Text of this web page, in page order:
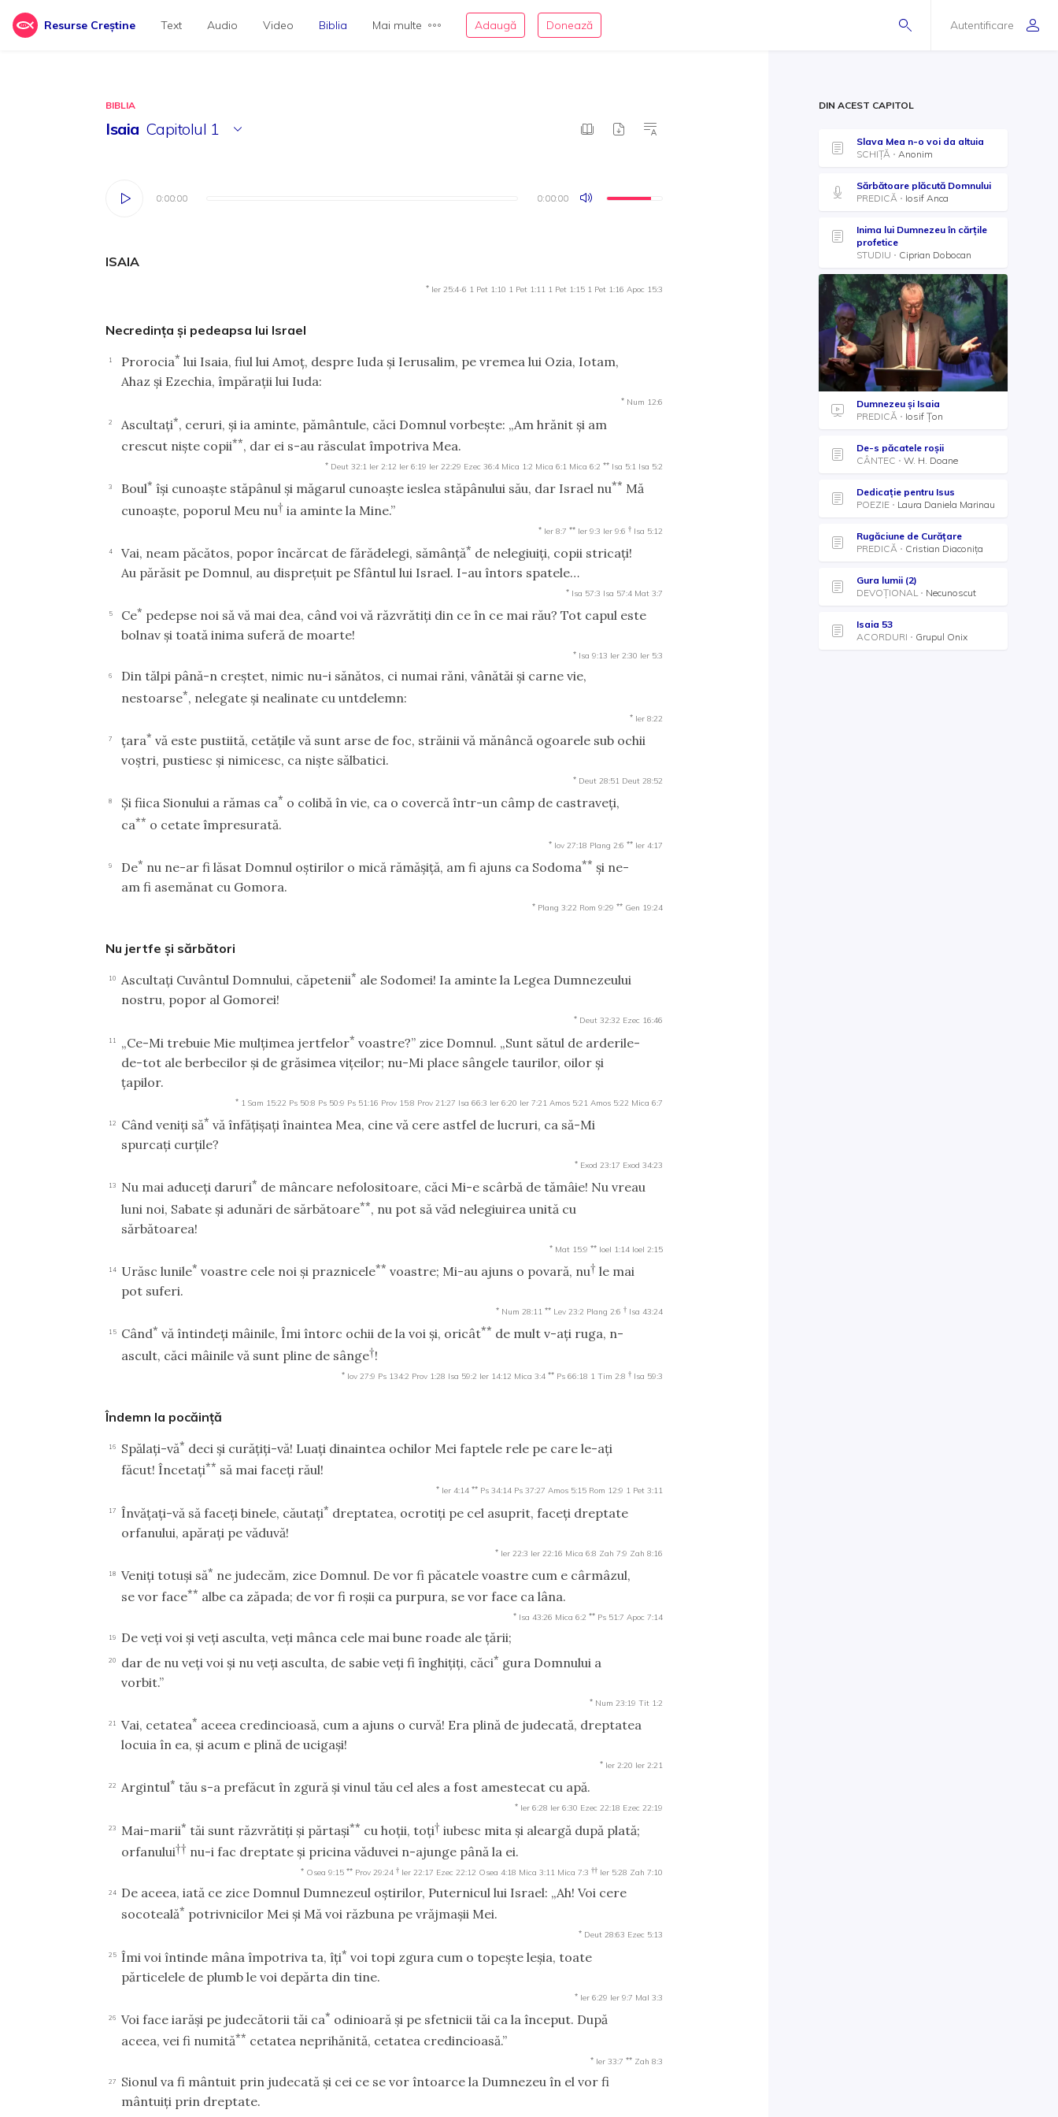
Resurse Creștine Autentificare
Text Audio Video Biblia Mai multe Adaugă Donează
BIBLIA
Isaia Capitolul 1
0:00:00 0:00:00
0:00:00 0:00:00
ISAIA
* Ier 25:4-6 1 Pet 1:10 1 Pet 1:11 1 Pet 1:15 1 Pet 1:16 Apoc 15:3
Necredinţa şi pedeapsa lui Israel
1 Prorocia* lui Isaia, fiul lui Amoţ, despre Iuda şi Ierusalim, pe vremea lui Ozia, Iotam,
Ahaz şi Ezechia, împăraţii lui Iuda:
* Num 12:6
2 Ascultaţi*, ceruri, şi ia aminte, pământule, căci Domnul vorbeşte: „Am hrănit şi am
crescut nişte copii**, dar ei s-au răsculat împotriva Mea.
* Deut 32:1 Ier 2:12 Ier 6:19 Ier 22:29 Ezec 36:4 Mica 1:2 Mica 6:1 Mica 6:2 ** Isa 5:1 Isa 5:2
3 Boul* îşi cunoaşte stăpânul şi măgarul cunoaşte ieslea stăpânului său, dar Israel nu** Mă
cunoaşte, poporul Meu nu† ia aminte la Mine.”
* Ier 8:7 ** Ier 9:3 Ier 9:6 † Isa 5:12
4 Vai, neam păcătos, popor încărcat de fărădelegi, sămânţă* de nelegiuiţi, copii stricaţi!
Au părăsit pe Domnul, au dispreţuit pe Sfântul lui Israel. I-au întors spatele…
* Isa 57:3 Isa 57:4 Mat 3:7
5 Ce* pedepse noi să vă mai dea, când voi vă răzvrătiţi din ce în ce mai rău? Tot capul este
bolnav şi toată inima suferă de moarte!
* Isa 9:13 Ier 2:30 Ier 5:3
6
Din tălpi până-n creştet, nimic nu-i sănătos, ci numai răni, vânătăi şi carne vie,
nestoarse*, nelegate şi nealinate cu untdelemn:
* Ier 8:22
7 ţara* vă este pustiită, cetăţile vă sunt arse de foc, străinii vă mănâncă ogoarele sub ochii
voştri, pustiesc şi nimicesc, ca nişte sălbatici.
* Deut 28:51 Deut 28:52
8 Şi fiica Sionului a rămas ca* o colibă în vie, ca o covercă într-un câmp de castraveţi,
ca** o cetate împresurată.
* Iov 27:18 Plang 2:6 ** Ier 4:17
9 De* nu ne-ar fi lăsat Domnul oştirilor o mică rămăşiţă, am fi ajuns ca Sodoma** şi ne-
am fi asemănat cu Gomora.
* Plang 3:22 Rom 9:29 ** Gen 19:24
Nu jertfe şi sărbători
10 Ascultaţi Cuvântul Domnului, căpetenii* ale Sodomei! Ia aminte la Legea Dumnezeului
nostru, popor al Gomorei!
* Deut 32:32 Ezec 16:46
11 „Ce-Mi trebuie Mie mulţimea jertfelor* voastre?” zice Domnul. „Sunt sătul de arderile-
de-tot ale berbecilor şi de grăsimea viţeilor; nu-Mi place sângele taurilor, oilor şi
ţapilor.
* 1 Sam 15:22 Ps 50:8 Ps 50:9 Ps 51:16 Prov 15:8 Prov 21:27 Isa 66:3 Ier 6:20 Ier 7:21 Amos 5:21 Amos 5:22 Mica 6:7
12 Când veniţi să* vă înfăţişaţi înaintea Mea, cine vă cere astfel de lucruri, ca să-Mi
spurcaţi curţile?
* Exod 23:17 Exod 34:23
13 Nu mai aduceţi daruri* de mâncare nefolositoare, căci Mi-e scârbă de tămâie! Nu vreau
luni noi, Sabate şi adunări de sărbătoare**, nu pot să văd nelegiuirea unită cu
sărbătoarea!
* Mat 15:9 ** Ioel 1:14 Ioel 2:15
14 Urăsc lunile* voastre cele noi şi praznicele** voastre; Mi-au ajuns o povară, nu† le mai
pot suferi.
* Num 28:11 ** Lev 23:2 Plang 2:6 † Isa 43:24
15 Când* vă întindeţi mâinile, Îmi întorc ochii de la voi şi, oricât** de mult v-aţi ruga, n-
ascult, căci mâinile vă sunt pline de sânge†!
* Iov 27:9 Ps 134:2 Prov 1:28 Isa 59:2 Ier 14:12 Mica 3:4 ** Ps 66:18 1 Tim 2:8 † Isa 59:3
Îndemn la pocăinţă
16 Spălaţi-vă* deci şi curăţiţi-vă! Luaţi dinaintea ochilor Mei faptele rele pe care le-aţi
făcut! Încetaţi** să mai faceţi răul!
* Ier 4:14 ** Ps 34:14 Ps 37:27 Amos 5:15 Rom 12:9 1 Pet 3:11
17 Învăţaţi-vă să faceţi binele, căutaţi* dreptatea, ocrotiţi pe cel asuprit, faceţi dreptate
orfanului, apăraţi pe văduvă!
* Ier 22:3 Ier 22:16 Mica 6:8 Zah 7:9 Zah 8:16
18 Veniţi totuşi să* ne judecăm, zice Domnul. De vor fi păcatele voastre cum e cârmâzul,
se vor face** albe ca zăpada; de vor fi roşii ca purpura, se vor face ca lâna.
* Isa 43:26 Mica 6:2 ** Ps 51:7 Apoc 7:14
19 De veţi voi şi veţi asculta, veţi mânca cele mai bune roade ale ţării;
20 dar de nu veţi voi şi nu veţi asculta, de sabie veţi fi înghiţiţi, căci* gura Domnului a
vorbit.”
* Num 23:19 Tit 1:2
21 Vai, cetatea* aceea credincioasă, cum a ajuns o curvă! Era plină de judecată, dreptatea
locuia în ea, şi acum e plină de ucigaşi!
* Ier 2:20 Ier 2:21
22 Argintul* tău s-a prefăcut în zgură şi vinul tău cel ales a fost amestecat cu apă.
* Ier 6:28 Ier 6:30 Ezec 22:18 Ezec 22:19
23 Mai-marii* tăi sunt răzvrătiţi şi părtaşi** cu hoţii, toţi† iubesc mita şi aleargă după plată;
orfanului†† nu-i fac dreptate şi pricina văduvei n-ajunge până la ei.
* Osea 9:15 ** Prov 29:24 † Ier 22:17 Ezec 22:12 Osea 4:18 Mica 3:11 Mica 7:3 †† Ier 5:28 Zah 7:10
24
De aceea, iată ce zice Domnul Dumnezeul oştirilor, Puternicul lui Israel: „Ah! Voi cere
socoteală* potrivnicilor Mei şi Mă voi răzbuna pe vrăjmaşii Mei.
* Deut 28:63 Ezec 5:13
25 Îmi voi întinde mâna împotriva ta, îţi* voi topi zgura cum o topeşte leşia, toate
părticelele de plumb le voi depărta din tine.
* Ier 6:29 Ier 9:7 Mal 3:3
26 Voi face iarăşi pe judecătorii tăi ca* odinioară şi pe sfetnicii tăi ca la început. După
aceea, vei fi numită** cetatea neprihănită, cetatea credincioasă.”
* Ier 33:7 ** Zah 8:3
27
Sionul va fi mântuit prin judecată şi cei ce se vor întoarce la Dumnezeu în el vor fi
mântuiţi prin dreptate.
DIN ACEST CAPITOL
Slava Mea n-o voi da altuia
SCHIȚĂ
Anonim
Sărbătoare plăcută Domnului
PREDICĂ
Iosif Anca
Inima lui Dumnezeu în cărțile
profetice
STUDIU
Ciprian Dobocan
Dumnezeu și Isaia
PREDICĂ
Iosif Țon
De-s păcatele roșii
CÂNTEC
W. H. Doane
Dedicație pentru Isus
POEZIE
Laura Daniela Marinau
Rugăciune de Curățare
PREDICĂ
Cristian Diaconița
Gura lumii (2)
DEVOȚIONAL
Necunoscut
Isaia 53
ACORDURI
Grupul Onix